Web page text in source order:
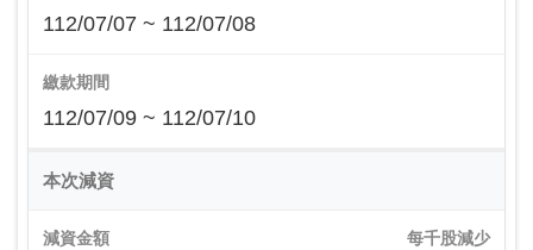
112/07/07 ~ 112/07/08
繳款期間
112/07/09 ~ 112/07/10
本次減資
減資金額 每千股減少